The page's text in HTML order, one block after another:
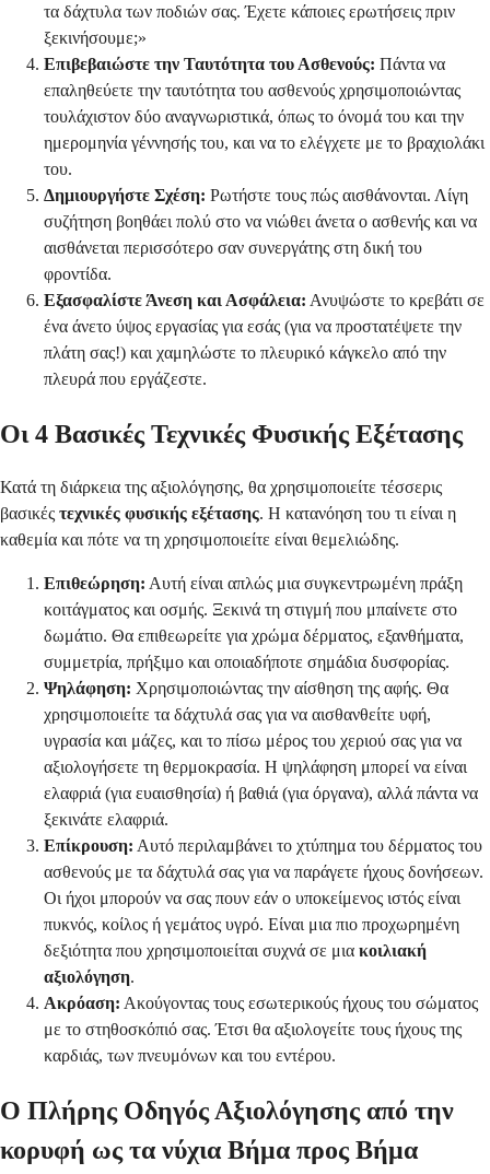
τα δάχτυλα των ποδιών σας. Έχετε κάποιες ερωτήσεις πριν
ξεκινήσουμε;»
Επιβεβαιώστε την Ταυτότητα του Ασθενούς: Πάντα να
επαληθεύετε την ταυτότητα του ασθενούς χρησιμοποιώντας
τουλάχιστον δύο αναγνωριστικά, όπως το όνομά του και την
ημερομηνία γέννησής του, και να το ελέγχετε με το βραχιολάκι
του.
Δημιουργήστε Σχέση: Ρωτήστε τους πώς αισθάνονται. Λίγη
συζήτηση βοηθάει πολύ στο να νιώθει άνετα ο ασθενής και να
αισθάνεται περισσότερο σαν συνεργάτης στη δική του
φροντίδα.
Εξασφαλίστε Άνεση και Ασφάλεια: Ανυψώστε το κρεβάτι σε
ένα άνετο ύψος εργασίας για εσάς (για να προστατέψετε την
πλάτη σας!) και χαμηλώστε το πλευρικό κάγκελο από την
πλευρά που εργάζεστε.
Οι 4 Βασικές Τεχνικές Φυσικής Εξέτασης
Κατά τη διάρκεια της αξιολόγησης, θα χρησιμοποιείτε τέσσερις
βασικές τεχνικές φυσικής εξέτασης. Η κατανόηση του τι είναι η
καθεμία και πότε να τη χρησιμοποιείτε είναι θεμελιώδης.
Επιθεώρηση: Αυτή είναι απλώς μια συγκεντρωμένη πράξη
κοιτάγματος και οσμής. Ξεκινά τη στιγμή που μπαίνετε στο
δωμάτιο. Θα επιθεωρείτε για χρώμα δέρματος, εξανθήματα,
συμμετρία, πρήξιμο και οποιαδήποτε σημάδια δυσφορίας.
Ψηλάφηση: Χρησιμοποιώντας την αίσθηση της αφής. Θα
χρησιμοποιείτε τα δάχτυλά σας για να αισθανθείτε υφή,
υγρασία και μάζες, και το πίσω μέρος του χεριού σας για να
αξιολογήσετε τη θερμοκρασία. Η ψηλάφηση μπορεί να είναι
ελαφριά (για ευαισθησία) ή βαθιά (για όργανα), αλλά πάντα να
ξεκινάτε ελαφριά.
Επίκρουση: Αυτό περιλαμβάνει το χτύπημα του δέρματος του
ασθενούς με τα δάχτυλά σας για να παράγετε ήχους δονήσεων.
Οι ήχοι μπορούν να σας πουν εάν ο υποκείμενος ιστός είναι
πυκνός, κοίλος ή γεμάτος υγρό. Είναι μια πιο προχωρημένη
δεξιότητα που χρησιμοποιείται συχνά σε μια κοιλιακή
αξιολόγηση.
Ακρόαση: Ακούγοντας τους εσωτερικούς ήχους του σώματος
με το στηθοσκόπιό σας. Έτσι θα αξιολογείτε τους ήχους της
καρδιάς, των πνευμόνων και του εντέρου.
Ο Πλήρης Οδηγός Αξιολόγησης από την
κορυφή ως τα νύχια Βήμα προς Βήμα